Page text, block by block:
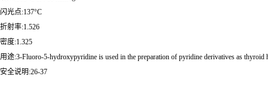
闪光点:137°C
折射率:1.526
密度:1.325
用途:3-Fluoro-5-hydroxypyridine is used in the preparation of pyridine derivatives as
安全说明:26-37